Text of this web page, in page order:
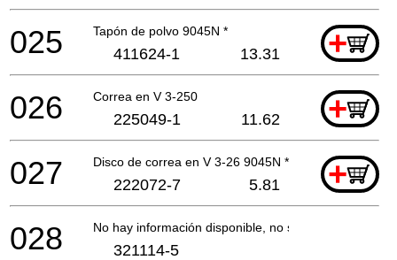
Tapón de polvo 9045N * +
025 411624-1 13.31
Correa en V 3-250 +
026 225049-1 11.62
Disco de correa en V 3-26 9045N * +
027 222072-7 5.81
No hay información disponible, no se puede pedir
028 321114-5